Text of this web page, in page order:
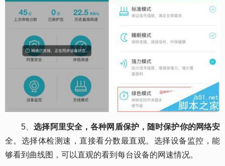
5、选择阿里安全，各种网盾保护，随时保护你的网络安
全。选择体检测速，直接看分数最直观。选择设备监控，能
够看到曲线图，可以直观的看到每台设备的网速情况。